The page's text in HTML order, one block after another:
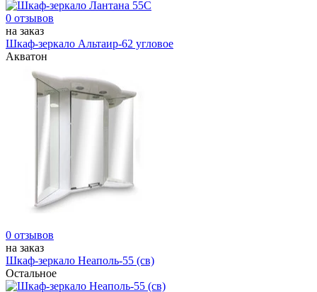
0 отзывов
на заказ
Шкаф-зеркало Альтаир-62 угловое
Акватон
0 отзывов
на заказ
Шкаф-зеркало Неаполь-55 (св)
Остальное